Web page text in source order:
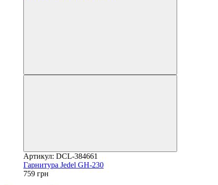
Артикул: DCL-384661
Гарнитура Jedel GH-230
759 грн